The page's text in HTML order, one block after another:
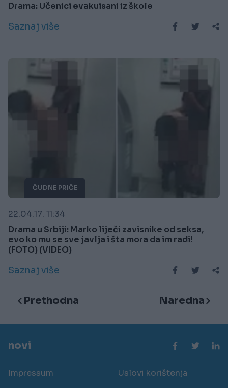
Drama: Učenici evakuisani iz škole
Saznaj više
ČUDNE PRIČE
22.04.17. 11:34
Drama u Srbiji: Marko liječi zavisnike od seksa,
evo ko mu se sve javlja i šta mora da im radi!
(FOTO) (VIDEO)
Saznaj više
Prethodna Naredna
novi
Impressum
Uslovi korištenja